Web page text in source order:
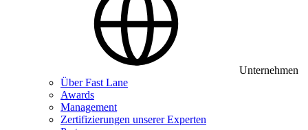
Unternehmen
Über Fast Lane
Awards
Management
Zertifizierungen unserer Experten